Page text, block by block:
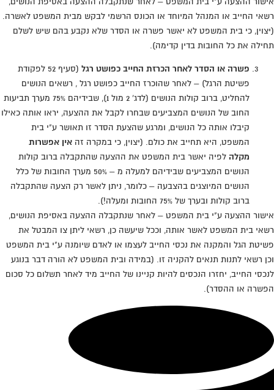
רשאי החייב או המנהל המיוחד או הכונס הרשמי לבקש מבית המשפט לאשרה.
(יצוין, כי בית המשפט לא יאשר פשרה או הסדר שלא נקבע בהם שיש לשלם
תחילה את כל החובות בדין קדימה).
פשרה או הסדר לאחר הכרזת החייב כפושט רגל
(סעיף 52 לפקודת
פשיטת הרגל) – לאחר שהוכרז החייב כפושט רגל , רשאים הנושים
להחליט, ברוב קולות הנושים (לדג' 2 מול 1), שבידיהם 75% מערך תביעות
החוב של הנושים המצביעים שבחרו לקבל את ההצעה, יראו אותה כאילו
קיבלו אותה כל הנושים, ומרגע שהצעת הסדר זו תאושר ע"י בית
המשפט, היא תחייב את כולם. (יצוין, כי במקרה זה אין אפשרות
מקלה לפיה יאשר בית המשפט את ההצעה שהתקבלה ברוב קולות
הנושים המצביעים שבידיהם למעלה מ – 50% מערך החובות של כלל
הנושים המיוצגים בהצבעה – כלומר, ניתן לאשר רק הצעה שהתקבלה
ברוב קולות ובערך של 75% החובות ומעלה!).
אישור ההצעה ע"י בית המשפט – לאחר שנתקבלה ההצעה באסיפת הנושים,
רשאי בית המשפט לאשר אותה, וככל שיעשה כן, רשאי ליתן צו המבטל את
פשיטת הגל והמקנה את נכסי החייב לעצמו או לאדם שיומנה ע"י בית המשפט
וכן רשאי לתנות תנאים להקניה זו. (במידה ובית המשפט לא הורה דבר בנוגע
לנכסי החייב, יחזרו הנכסים להיות קניינו של החייב מיד לאחר תשלום כל סכום
הפשרה או ההסדר).